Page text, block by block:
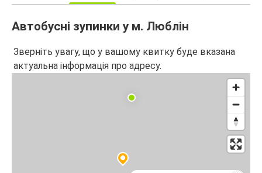
Автобусні зупинки у м. Люблін
Зверніть увагу, що у вашому квитку буде вказана
актуальна інформація про адресу.